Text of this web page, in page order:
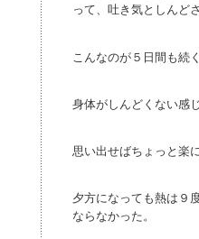
って、吐き気としんど
こんなのが５日間も続
身体がしんどくない感
思い出せばちょっと楽
夕方になっても熱は９
ならなかった。